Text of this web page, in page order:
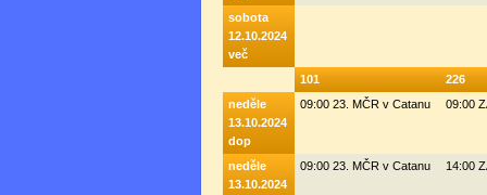
sobota
12.10.2024
več
101
226
neděle
13.10.2024
dop
09:00 23. MČR v Catanu 09:00
neděle
13.10.2024
09:00 23. MČR v Catanu 14:00